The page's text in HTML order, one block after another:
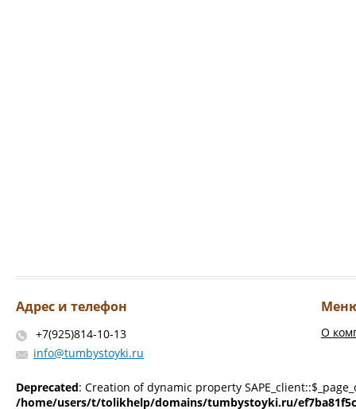
Адрес и телефон
+7(925)814-10-13
info@tumbystoyki.ru
О
Deprecated: Creation of dynamic property
/home/users/t/tolikhelp/domains/tumbystoyki.ru/